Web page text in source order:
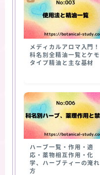
メディカルアロマ入門！
科名別全精油一覧とケモ
タイプ精油と主な基材
ハーブ一覧・作用・適
応・薬物相互作用・化
学、ハーブティーの淹れ
方